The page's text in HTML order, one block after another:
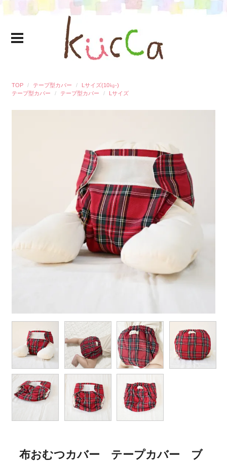
TOP テープ型カバー
Lサイズ(10㎏‐)
テープ型カバー
テープ型カバー Lサイズ
布おむつカバー テープカバー ブ